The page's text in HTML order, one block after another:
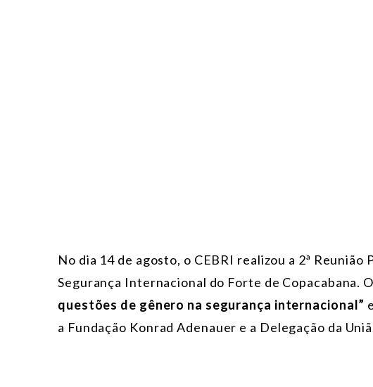
No dia 14 de agosto, o CEBRI realizou a 2ª
Segurança Internacional do Forte de Copacabana.
questões de gênero na segurança internacional”
a Fundação Konrad Adenauer e a Delegação da